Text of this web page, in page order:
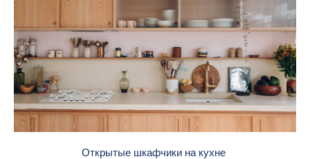
Открытые шкафчики на кухне